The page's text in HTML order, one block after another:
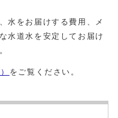
水をお届けする費用、メ
水道水を安定してお届け
をご覧ください。